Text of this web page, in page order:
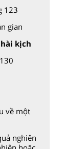
123
gian
kịch
về một
nghiên